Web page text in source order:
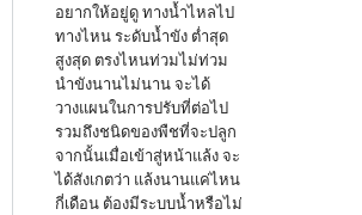
อยากให้อยู่ดู ทางน้ำไหลไป
ทางไหน ระดับน้ำขัง ต่ำสุด
สูงสุด ตรงไหนท่วมไม่ท่วม
นำขังนานไม่นาน จะได้
วางแผนในการปรับที่ต่อไป
รวมถึงชนิดของพืชที่จะปลูก
จากนั้นเมื่อเข้าสู่หน้าแล้ง จะ
ได้สังเกตว่า แล้งนานแค่ไหน
กี่เดือน ต้องมีระบบน้ำหรือไม่